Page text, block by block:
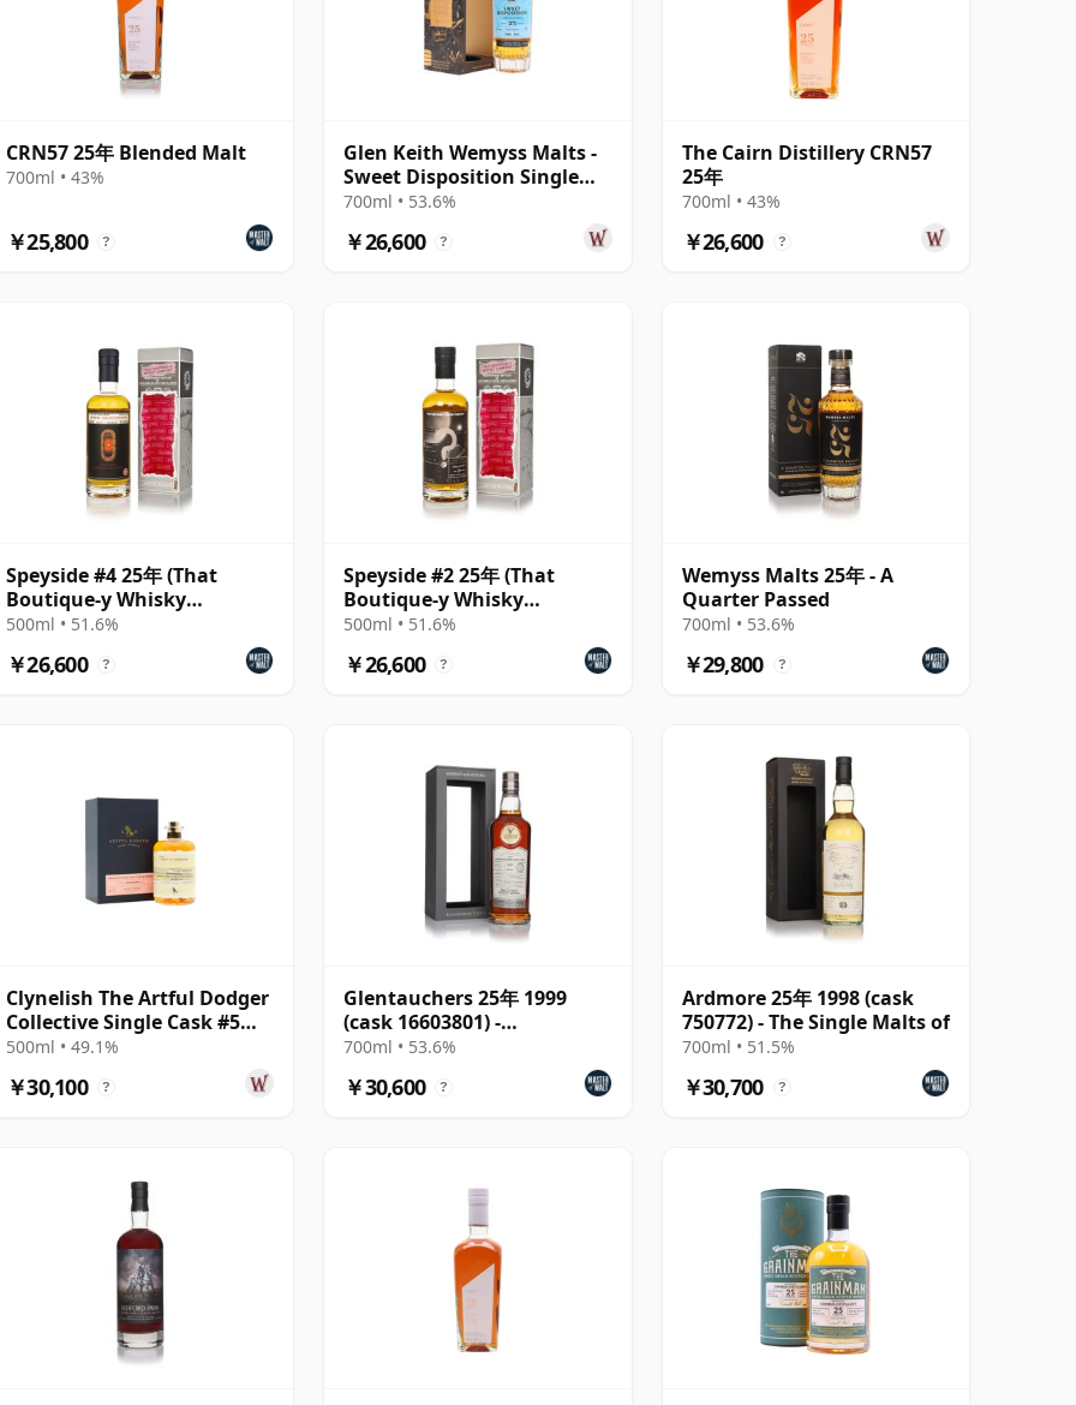
CRN57 25年 Blended Malt
700ml • 43%
￥25,800 ?
Glen Keith Wemyss Malts -
Sweet Disposition Single
Cask 1996 25年
700ml • 53.6%
￥26,600 ?
The Cairn Distillery CRN57
25年
700ml • 43%
￥26,600 ?
Speyside #4 25年 (That
Boutique-y Whisky
Company)
500ml • 51.6%
￥26,600 ?
Speyside #2 25年 (That
Boutique-y Whisky
Company)
500ml • 51.6%
￥26,600 ?
Wemyss Malts 25年 - A
Quarter Passed
700ml • 53.6%
￥29,800 ?
Clynelish The Artful Dodger
Collective Single Cask #5
1996 25年
500ml • 49.1%
￥30,100 ?
Glentauchers 25年 1999
(cask 16603801) -
Connoisseurs Choice
700ml • 53.6%
￥30,600 ?
Ardmore 25年 1998 (cask
750772) - The Single Malts of
700ml • 51.5%
￥30,700 ?